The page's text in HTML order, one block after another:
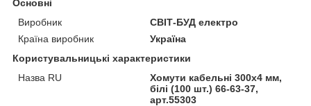
Основні
Виробник
СВІТ-БУД електро
Країна виробник
Україна
Користувальницькі характеристики
Назва RU
Хомути кабельні 300х4 мм,
білі (100 шт.) 66-63-37,
арт.55303